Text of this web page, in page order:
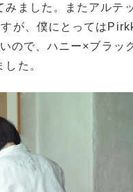
ました。またアルテ
が、僕にとっては
ので、ハニー×ブラッ
た。